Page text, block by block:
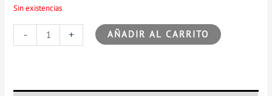
Sin existencias
- + AÑADIR AL CARRITO